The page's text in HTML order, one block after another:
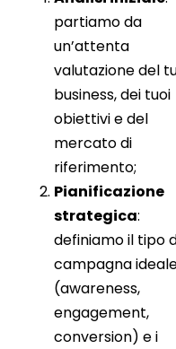
partiamo da
un’attenta
valutazione del
business, dei tuoi
obiettivi e del
mercato di
riferimento;
Pianificazione
strategica:
definiamo il tipo
campagna
(awareness,
engagement,
conversion) e i